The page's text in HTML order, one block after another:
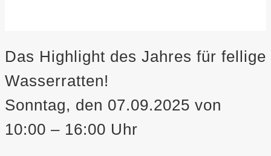
Das Highlight des Jahres für fellige
Wasserratten!
Sonntag, den 07.09.2025 von
10:00 – 16:00 Uhr